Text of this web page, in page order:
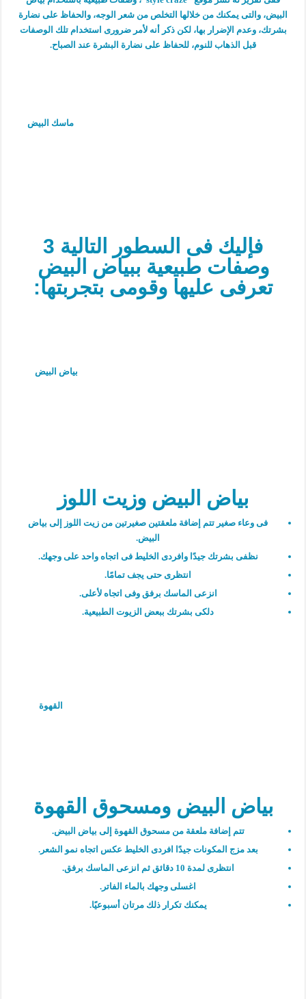
البيض، والتى يمكنك من خلالها التخلص من شعر الوجه، والحفاظ على نضارة
بشرتك، وعدم الإضرار بها، لكن ذكر أنه لأمر ضرورى استخدام تلك الوصفات
قبل الذهاب للنوم، للحفاظ على نضارة البشرة عند الصباح.
ماسك البيض
فإليك فى السطور التالية 3
وصفات طبيعية ببياض البيض
تعرفى عليها وقومى بتجربتها:
بياض البيض
بياض البيض وزيت اللوز
فى وعاء صغير تتم إضافة ملعقتين صغيرتين من زيت اللوز إلى بياض
البيض.
نظفى بشرتك جيدًا وافردى الخليط فى اتجاه واحد على وجهك.
انتظرى حتى يجف تمامًا.
انزعى الماسك برفق وفى اتجاه لأعلى.
دلكى بشرتك ببعض الزيوت الطبيعية.
القهوة
بياض البيض ومسحوق القهوة
تتم إضافة ملعقة من مسحوق القهوة إلى بياض البيض.
بعد مزج المكونات جيدًا افردى الخليط عكس اتجاه نمو الشعر.
انتظرى لمدة 10 دقائق ثم انزعى الماسك برفق.
اغسلى وجهك بالماء الفاتر.
يمكنك تكرار ذلك مرتان أسبوعيًا.